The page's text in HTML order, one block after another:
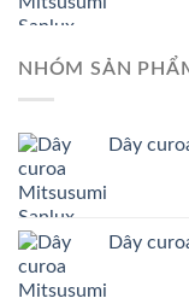
NHÓM SẢN
Dây
Dây